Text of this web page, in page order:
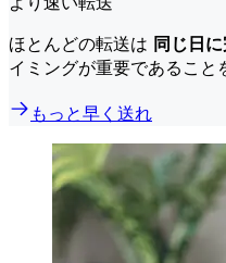
ほとんどの転送は 同じ日
イミングが重要であること
もっと早く送れ